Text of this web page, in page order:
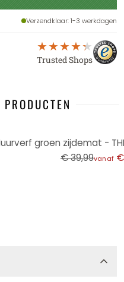
Verzendklaar: 1-3 werkdagen
Trusted Shops
groen zijdemat -
€ 39,99vanaf